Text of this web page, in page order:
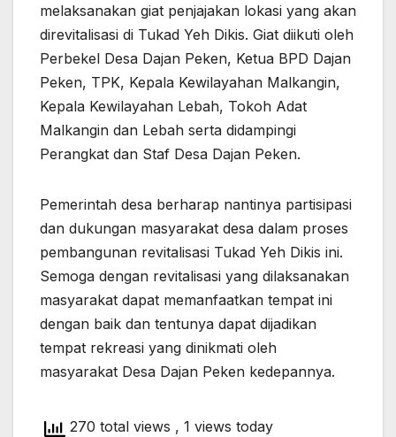
melaksanakan giat penjajakan lokasi yang akan
direvitalisasi di Tukad Yeh Dikis. Giat diikuti oleh
Perbekel Desa Dajan Peken, Ketua BPD Dajan
Peken, TPK, Kepala Kewilayahan Malkangin,
Kepala Kewilayahan Lebah, Tokoh Adat
Malkangin dan Lebah serta didampingi
Perangkat dan Staf Desa Dajan Peken.
Pemerintah desa berharap nantinya partisipasi
dan dukungan masyarakat desa dalam proses
pembangunan revitalisasi Tukad Yeh Dikis ini.
Semoga dengan revitalisasi yang dilaksanakan
masyarakat dapat memanfaatkan tempat ini
dengan baik dan tentunya dapat dijadikan
tempat rekreasi yang dinikmati oleh
masyarakat Desa Dajan Peken kedepannya.
270 total views , 1 views today